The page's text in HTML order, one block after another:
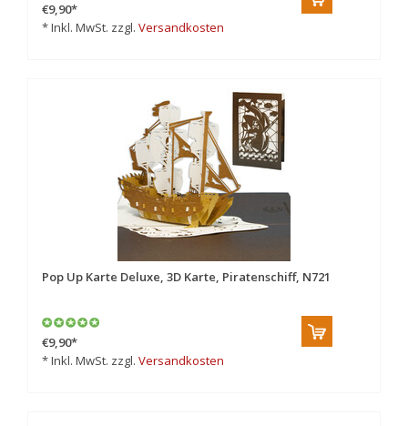
€9,90*
* Inkl. MwSt. zzgl. Versandkosten
Pop Up Karte Deluxe, 3D Karte, Piratenschiff, N721
€9,90*
* Inkl. MwSt. zzgl. Versandkosten